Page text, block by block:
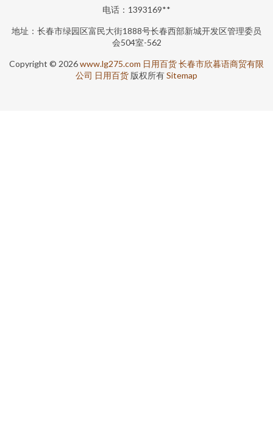
电话：1393169**
地址：长春市绿园区富民大街1888号长春西部新城开发区管理委员
会504室-562
Copyright © 2026www.lg275.com 日用百货长春市欣暮语商贸有限
公司 日用百货 版权所有Sitemap